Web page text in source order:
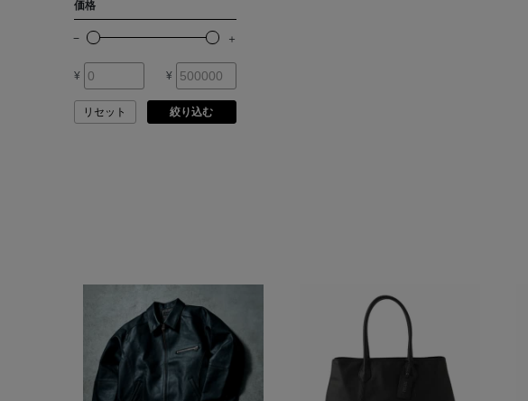
ARMA
ASAUCE MELER
ATHLETICS FTWR
ATTO VANNUCCI
FIRENZE
価格
¥ ¥
リセット 絞り込む